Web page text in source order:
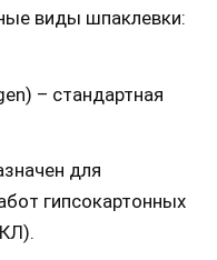
виды шпаклевки:
– стандартная
для
гипсокартонных